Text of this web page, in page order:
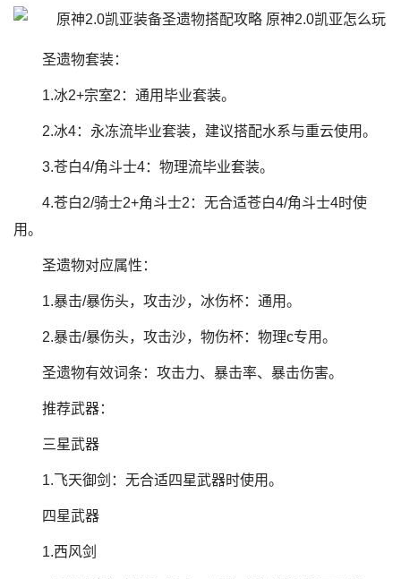
圣遗物套装：
1.冰2+宗室2：通用毕业套装。
2.冰4：永冻流毕业套装，建议搭配水系与重云使用。
3.苍白4/角斗士4：物理流毕业套装。
4.苍白2/骑士2+角斗士2：无合适苍白4/角斗士4时使
用。
圣遗物对应属性：
1.暴击/暴伤头，攻击沙，冰伤杯：通用。
2.暴击/暴伤头，攻击沙，物伤杯：物理c专用。
圣遗物有效词条：攻击力、暴击率、暴击伤害。
推荐武器：
三星武器
1.飞天御剑：无合适四星武器时使用。
四星武器
1.西风剑